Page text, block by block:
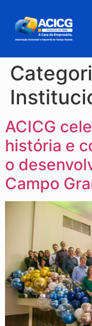
ACICG
história e
o
Campo